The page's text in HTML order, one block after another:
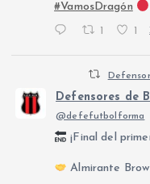
#VamosDragón
Defensores de
@defefutbolforma
¡Final del
Almirante